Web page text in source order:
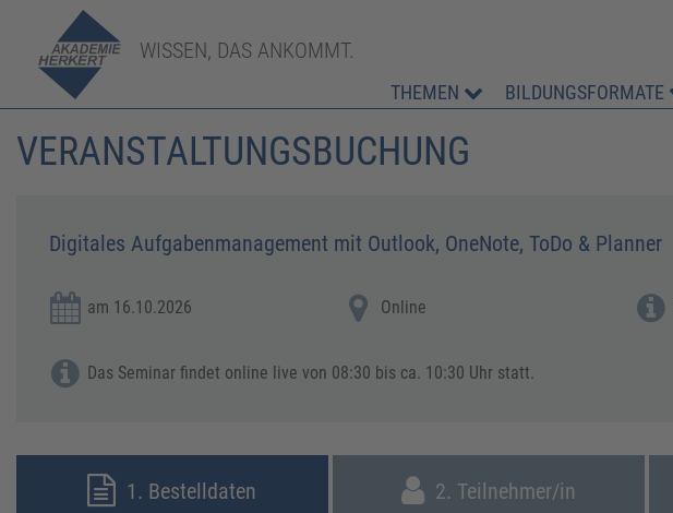
WISSEN, DAS ANKOMMT.
THEMEN BILDUNGSFORMATE
VERANSTALTUNGSBUCHUNG
Digitales Aufgabenmanagement mit Outlook, OneNote, ToDo & Planner
am 16.10.2026 Online
Das Seminar findet online live von 08:30 bis ca. 10:30 Uhr statt.
1. Bestelldaten 2. Teilnehmer/in